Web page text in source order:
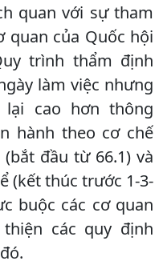
quan với sự tham
quan của Quốc hội
trình thẩm định
làm việc nhưng
cao hơn thông
hành theo cơ chế
đầu từ 66.1) và
(kết thúc trước 1-3-
buộc các cơ quan
các quy định